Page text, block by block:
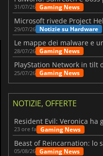
31/07/26 Gaming News
Microsoft rivede Project
29/07/26 Notizie su Hardware
28/07/26 Gaming News
25/07/26 Gaming News
NOTIZIE, OFFERTE
23 ore fa Gaming News
05/08/26 Gaming News